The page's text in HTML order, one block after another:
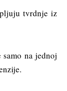
tvrdnje iz
samo na jednoj